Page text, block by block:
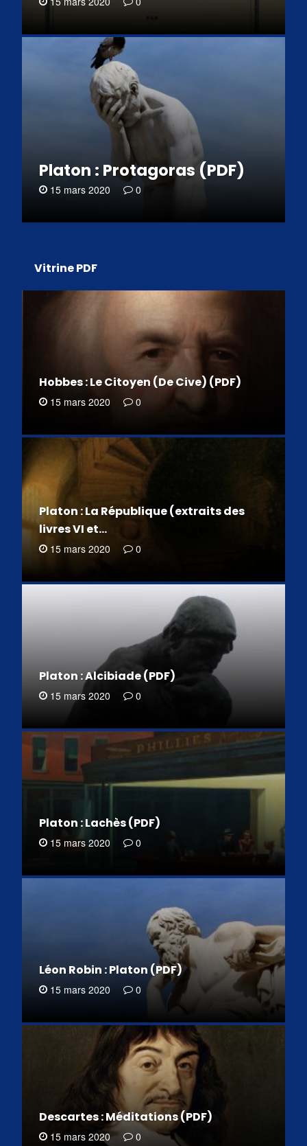
Platon : Protagoras (PDF)
15 mars 2020 0
Vitrine PDF
Hobbes : Le Citoyen (De Cive) (PDF)
15 mars 2020 0
Platon : La République (extraits des
livres VI et…
15 mars 2020 0
Platon : Alcibiade (PDF)
15 mars 2020 0
Platon : Lachès (PDF)
15 mars 2020 0
Léon Robin : Platon (PDF)
15 mars 2020 0
Descartes : Méditations (PDF)
15 mars 2020 0